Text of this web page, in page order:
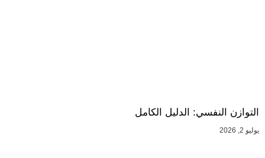
التوازن النفسي: الدليل الكامل
يوليو 2, 2026